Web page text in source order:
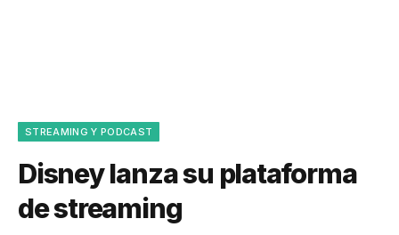
STREAMING Y PODCAST
Disney lanza su plataforma
de streaming